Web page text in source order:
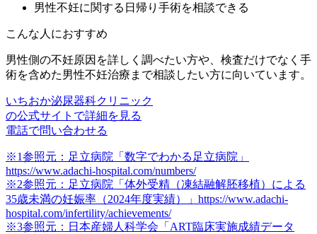
男性不妊に関する日帰り手術を相談できる
こんな人におすすめ
男性側の不妊原因を詳しく調べたい方や、 検査だけでなく手
術を含めた男性不妊治療まで相談したい方に向いています。
いちおか泌尿器科クリニック
の公式サイトで詳細を見る
電話で問い合わせる
※1参照元：足立病院「数字でわかる足立病院」
https://www.adachi-hospital.com/numbers/
※2参照元：足立病院「体外受精（凍結融解胚移植）による
35歳未満の妊娠率（2024年度実績）」https://www.adachi-
hospital.com/infertility/achievements/
※3参照元：日本産婦人科学会「ART臨床実施成績データ